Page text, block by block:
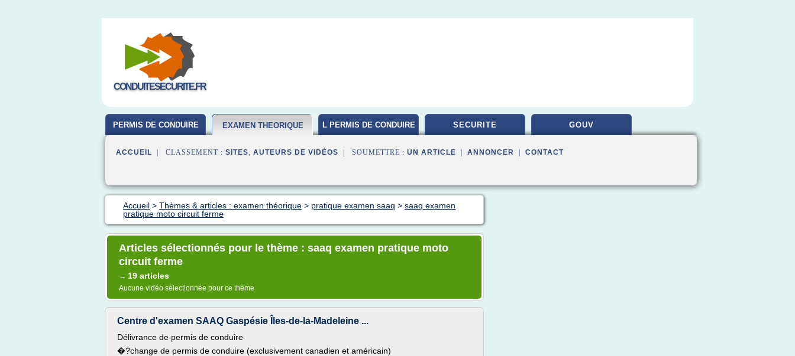
CONDUITESECURITE.FR
PERMIS DE CONDUIRE EXAMEN THEORIQUE L PERMIS DE CONDUIRE SECURITE GOUV
ACCUEIL | CLASSEMENT : SITES, AUTEURS DE VIDÉOS | SOUMETTRE : UN ARTICLE ANNONCER CONTACT
Accueil > Thèmes & articles : examen théorique > pratique examen saaq > saaq examen
pratique moto circuit ferme
Articles sélectionnés pour le thème : saaq examen pratique moto
circuit ferme
→ 19 articles
Aucune vidéo sélectionnée pour ce thème
Centre d'examen SAAQ Gaspésie Îles-de-la-Madeleine ...
Délivrance de permis de conduire
�?change de permis de conduire (exclusivement canadien et américain)